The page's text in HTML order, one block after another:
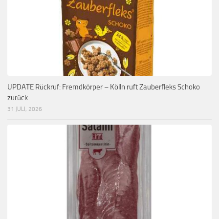
UPDATE Rückruf: Fremdkörper – Kölln ruft Zauberfleks Schoko
zurück
31 JULI, 2026